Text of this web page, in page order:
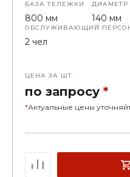
БАЗА ТЕЛЕЖКИ
800 мм
ДИАМЕТР
140 мм
ОБСЛУЖИВАЮЩИЙ
2 чел
ЦЕНА ЗА ШТ.
по запросу *
*Актуальные цены